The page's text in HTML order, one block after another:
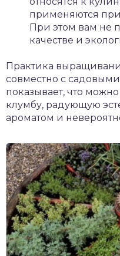
применяются
При этом вам не
качестве и
Практика
совместно с
показывает, что
клумбу, радующую
ароматом и